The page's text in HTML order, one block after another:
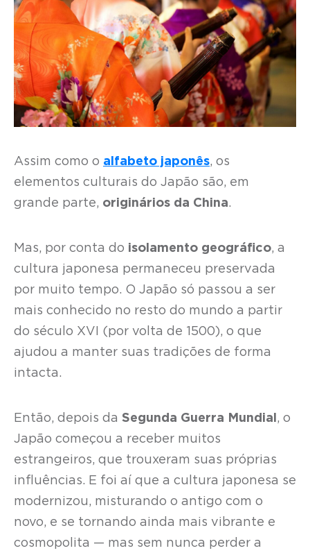
Assim como o alfabeto japonês, os
elementos culturais do Japão são, em
grande parte, originários da China.
Mas, por conta do isolamento geográfico, a
cultura japonesa permaneceu preservada
por muito tempo. O Japão só passou a ser
mais conhecido no resto do mundo a partir
do século XVI (por volta de 1500), o que
ajudou a manter suas tradições de forma
intacta.
Então, depois da Segunda Guerra Mundial , o
Japão começou a receber muitos
estrangeiros, que trouxeram suas próprias
influências. E foi aí que a cultura japonesa se
modernizou, misturando o antigo com o
novo, e se tornando ainda mais vibrante e
cosmopolita — mas sem nunca perder a